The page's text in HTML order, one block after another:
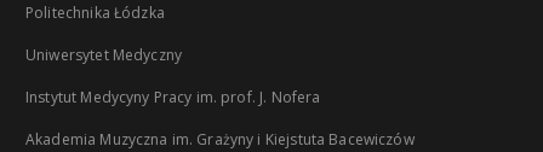
Politechnika Łódzka
Uniwersytet Medyczny
Instytut Medycyny Pracy im. prof. J. Nofera
Akademia Muzyczna im. Grażyny i Kiejstuta Bacewiczów